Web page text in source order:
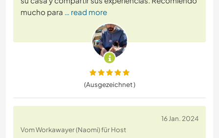
mucho para … read more
(Ausgezeichnet )
16 Jan. 2024
Vom Workawayer (Naomi) für Host